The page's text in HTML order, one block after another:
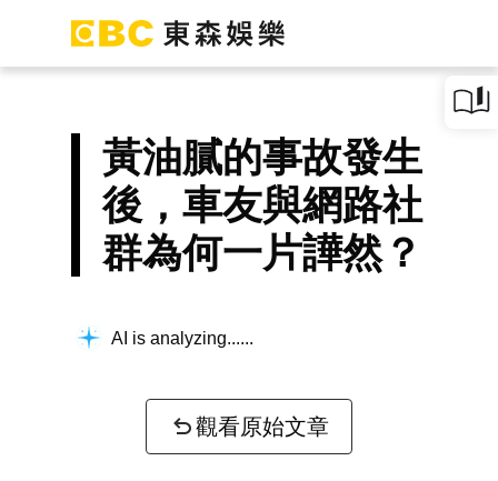
黃油膩的事故發生
後，車友與網路社
群為何一片譁然？
AI is analyzing...
觀看原始文章